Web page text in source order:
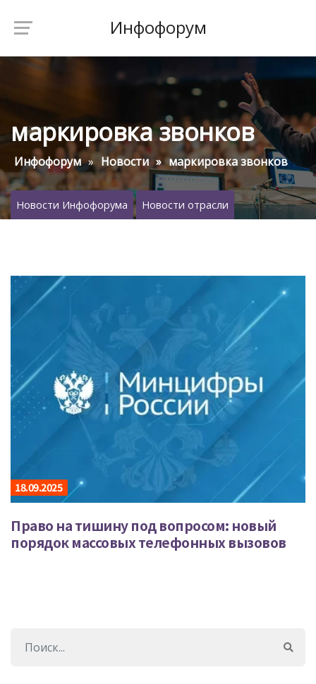
Инфофорум
маркировка звонков
Инфофорум Новости маркировка звонков
Новости Инфофорума Новости отрасли
18.09.2025
Право на тишину под вопросом: новый
порядок массовых телефонных вызовов